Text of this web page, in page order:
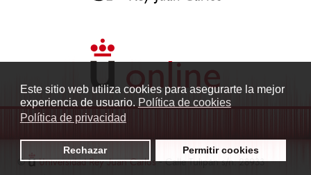
Este sitio web utiliza cookies para asegurarte la mejor
experiencia de usuario. Política de cookies
Política de privacidad
Rechazar Permitir cookies
© Universidad Rey Juan Carlos- Calle Tulipán s/n. 28933